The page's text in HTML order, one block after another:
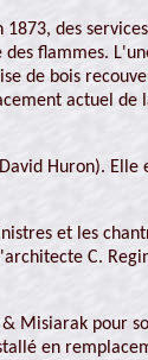
1873, des
flammes.
de bois
actuel
Huron).
et les
C.
Misiarak pour
en